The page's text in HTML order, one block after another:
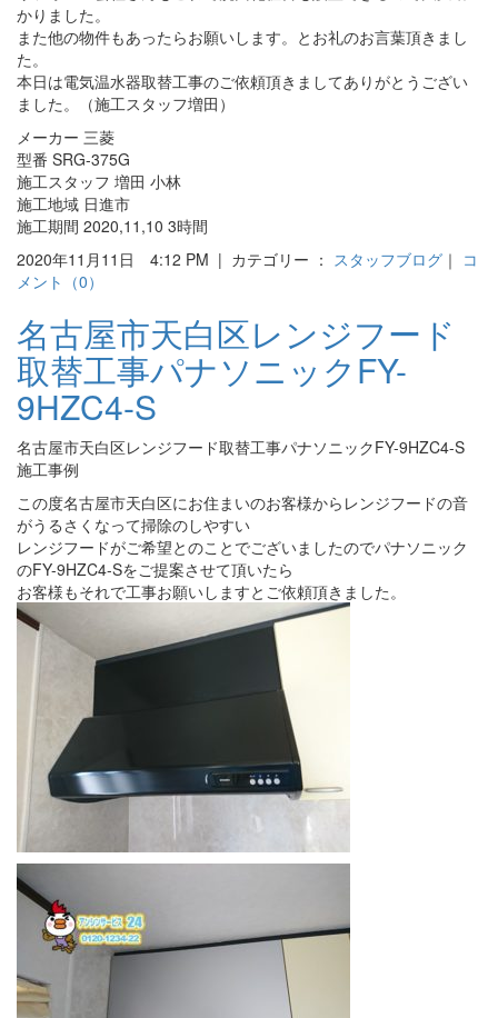
かりました。
また他の物件もあったらお願いします。とお礼のお言葉頂きまし
た。
本日は電気温水器取替工事のご依頼頂きましてありがとうござい
ました。（施工スタッフ増田）
メーカー 三菱
型番 SRG-375G
施工スタッフ 増田 小林
施工地域 日進市
施工期間 2020,11,10 3時間
2020年11月11日 4:12 PM | カテゴリー ： スタッフブログ ｜ コ
メント（0）
名古屋市天白区レンジフード
取替工事パナソニックFY-
9HZC4-S
名古屋市天白区レンジフード取替工事パナソニックFY-9HZC4-S
施工事例
この度名古屋市天白区にお住まいのお客様からレンジフードの音
がうるさくなって掃除のしやすい
レンジフードがご希望とのことでございましたのでパナソニック
のFY-9HZC4-Sをご提案させて頂いたら
お客様もそれで工事お願いしますとご依頼頂きました。